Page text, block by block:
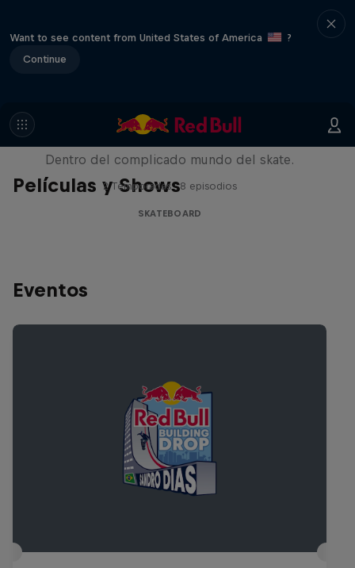
Want to see content from United States of America
?
Continue
Películas y Shows
Pushing Forward
Dentro del complicado mundo del skate.
2 Temporadas · 8 episodios
SKATEBOARD
Eventos